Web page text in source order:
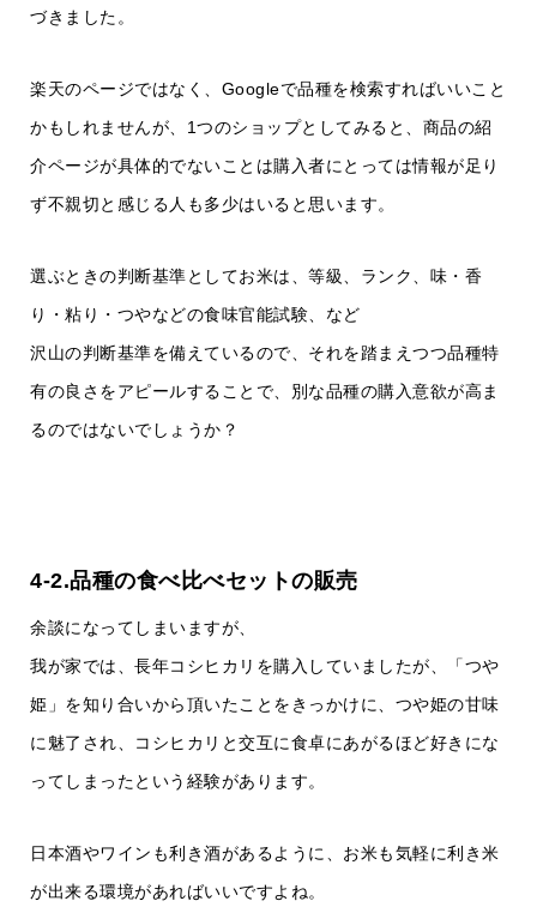
づきました。
楽天のページではなく、Googleで品種を検索すればいいこと
かもしれませんが、1つのショップとしてみると、商品の紹
介ページが具体的でないことは購入者にとっては情報が足り
ず不親切と感じる人も多少はいると思います。
選ぶときの判断基準としてお米は、等級、ランク、味・香
り・粘り・つやなどの食味官能試験、など
沢山の判断基準を備えているので、それを踏まえつつ品種特
有の良さをアピールすることで、別な品種の購入意欲が高ま
るのではないでしょうか？
4-2.品種の食べ比べセットの販売
余談になってしまいますが、
我が家では、長年コシヒカリを購入していましたが、「つや
姫」を知り合いから頂いたことをきっかけに、つや姫の甘味
に魅了され、コシヒカリと交互に食卓にあがるほど好きにな
ってしまったという経験があります。
日本酒やワインも利き酒があるように、お米も気軽に利き米
が出来る環境があればいいですよね。